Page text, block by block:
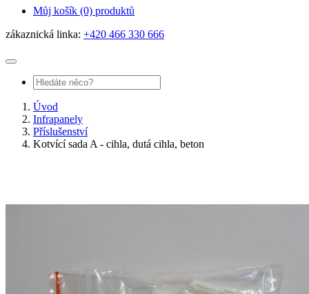
Můj košík (0) produktů
zákaznická linka: +420 466 330 666
Úvod
Infrapanely
Příslušenství
Kotvící sada A - cihla, dutá cihla, beton